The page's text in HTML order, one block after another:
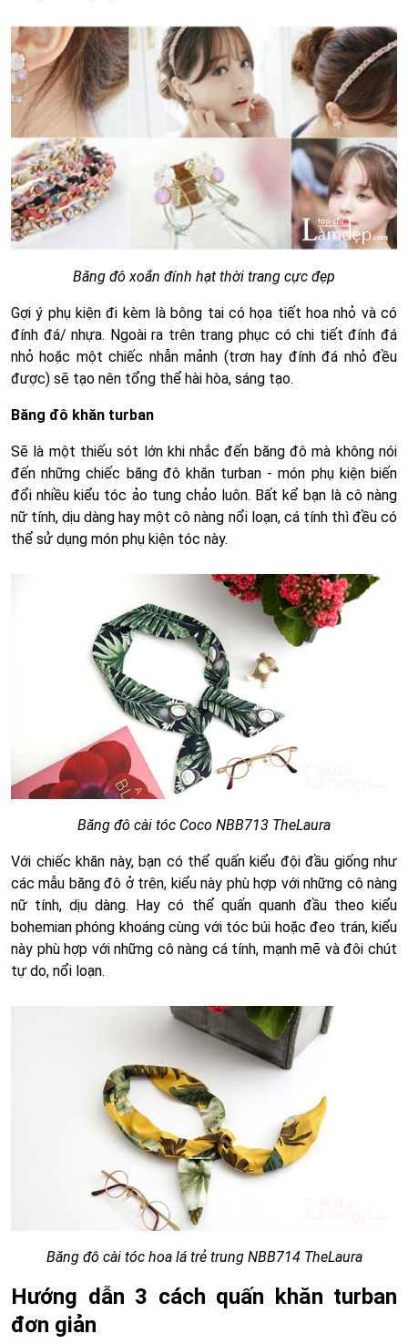
Băng đô xoắn đính hạt thời trang cực đẹp
Gợi ý phụ kiện đi kèm là bông tai có họa tiết hoa nhỏ và có
đính đá/ nhựa. Ngoài ra trên trang phục có chi tiết đính đá
nhỏ hoặc một chiếc nhẫn mảnh (trơn hay đính đá nhỏ đều
được) sẽ tạo nên tổng thể hài hòa, sáng tạo.
Băng đô khăn turban
Sẽ là một thiếu sót lớn khi nhắc đến băng đô mà không nói
đến những chiếc băng đô khăn turban - món phụ kiện biến
đổi nhiều kiểu tóc ảo tung chảo luôn. Bất kể bạn là cô nàng
nữ tính, dịu dàng hay một cô nàng nổi loạn, cá tính thì đều có
thể sử dụng món phụ kiện tóc này.
Băng đô cài tóc Coco NBB713 TheLaura
Với chiếc khăn này, bạn có thể quấn kiểu đội đầu giống như
các mẫu băng đô ở trên, kiểu này phù hợp với những cô nàng
nữ tính, dịu dàng. Hay có thể quấn quanh đầu theo kiểu
bohemian phóng khoáng cùng với tóc búi hoặc đeo trán, kiểu
này phù hợp với những cô nàng cá tính, mạnh mẽ và đôi chút
tự do, nổi loạn.
Băng đô cài tóc hoa lá trẻ trung NBB714 TheLaura
Hướng dẫn 3 cách quấn khăn turban
đơn giản